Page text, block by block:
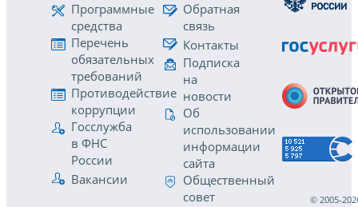
Программные
средства
Перечень
обязательных
требований
Противодействие
коррупции
Госслужба
в ФНС
России
Вакансии
Обратная
связь
Контакты
Подписка
на
новости
Об
использовании
информации
сайта
Общественный
совет
© 2005-